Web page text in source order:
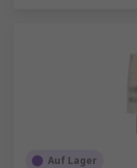
Auf Lager